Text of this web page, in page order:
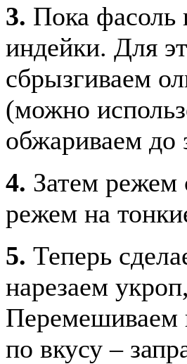
3. Пока фасоль
индейки. Для
сбрызгиваем
(можно
обжариваем до
4. Затем
режем на
5. Теперь
нарезаем
Перемешиваем
по вкусу –